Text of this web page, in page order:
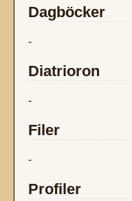
Dagböcker
-
Diatrioron
-
Filer
-
Profiler